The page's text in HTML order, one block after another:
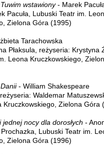
wstawiony- Marek
Pacuła, Lubuski Teatr im.
Zielona Góra (1995)
Tarachowska
Płaksula, reżyseria: Krystyna
Leona Kruczkowskiego,
- William Shakespeare
Waldemar
Kruczkowskiego, Zielona Góra
nocy dla dorosłych -
Lubuski Teatr im.
Zielona Góra (1996)